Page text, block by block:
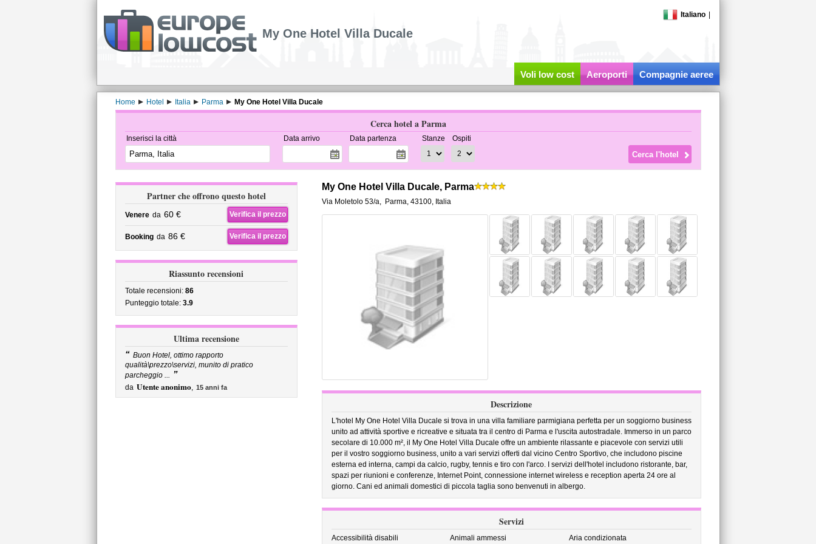
Italiano
My One Hotel Villa Ducale
Voli low cost Aeroporti Compagnie aeree
Home Hotel Italia Parma My One Hotel Villa Ducale
Cerca hotel a Parma
Inserisci la città Data arrivo Data partenza Stanze Ospiti
Partner che offrono questo hotel
Venere da 60 € Verifica il prezzo
Booking da 86 € Verifica il prezzo
Riassunto recensioni
Totale recensioni: 86
Punteggio totale: 3.9
Ultima recensione
“ Buon Hotel, ottimo rapporto
qualità\prezzo\servizi, munito di pratico
parcheggio ... ”
da Utente anonimo, 15 anni fa
My One Hotel Villa Ducale, Parma
Via Moletolo 53/a, Parma, 43100, Italia
Descrizione
L'hotel My One Hotel Villa Ducale si trova in una villa familiare parmigiana perfetta per un soggiorno business
unito ad attività sportive e ricreative e situata tra il centro di Parma e l'uscita autostradale. Immerso in un parco
secolare di 10.000 m², il My One Hotel Villa Ducale offre un ambiente rilassante e piacevole con servizi utili
per il vostro soggiorno business, unito a vari servizi offerti dal vicino Centro Sportivo, che includono piscine
esterna ed interna, campi da calcio, rugby, tennis e tiro con l'arco. I servizi dell'hotel includono ristorante, bar,
spazi per riunioni e conferenze, Internet Point, connessione internet wireless e reception aperta 24 ore al
giorno. Cani ed animali domestici di piccola taglia sono benvenuti in albergo.
Servizi
Accessibilità disabili Animali ammessi Aria condizionata